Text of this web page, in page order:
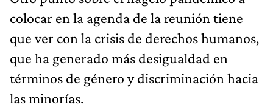
colocar en la agenda de la reunión tiene
que ver con la crisis de derechos humanos,
que ha generado más desigualdad en
términos de género y discriminación hacia
las minorías.